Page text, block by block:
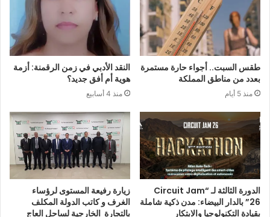
طقس السبت.. أجواء حارة مستمرة
بعدد من مناطق المملكة
منذ 5 أيام
النقد الأدبي في زمن الرقمنة: أزمة
هوية أم أفق جديد؟
منذ 4 أسابيع
الدورة الثالثة لـ “Circuit Jam
26” بالدار البيضاء: مدن ذكية شاملة
بقيادة التكنولوجيا والابتكار
زيارة رفيعة المستوى لرؤساء
الغرف و كاتب الدولة المكلف
بالتجارة الخارجية لساحل العاج